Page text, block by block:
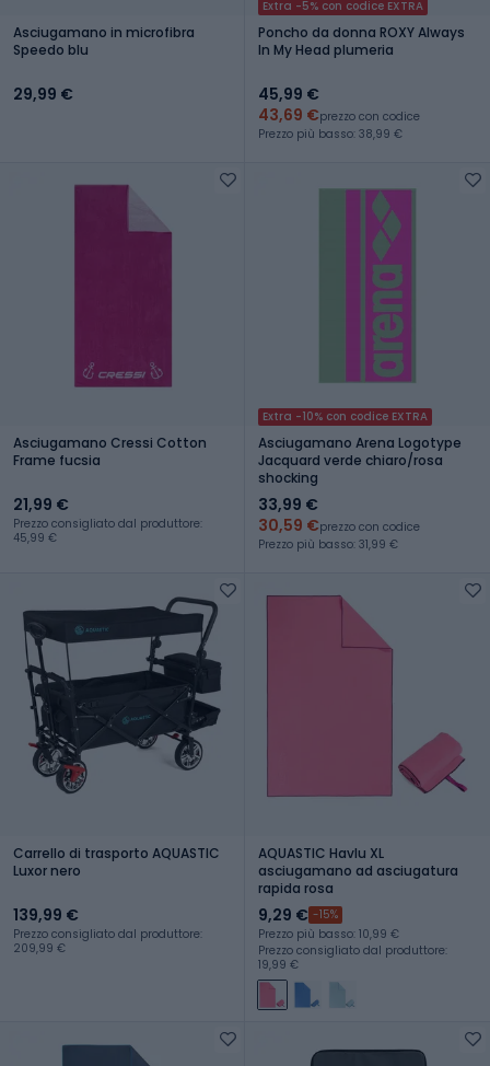
Asciugamano in microfibra
Speedo blu
29,99 €
Extra -5% con codice EXTRA
Poncho da donna ROXY Always
In My Head plumeria
45,99 €
43,69 €prezzo con codice
Prezzo più basso: 38,99 €
Asciugamano Cressi Cotton
Frame fucsia
21,99 €
Prezzo consigliato dal produttore:
45,99 €
Extra -10% con codice EXTRA
Asciugamano Arena Logotype
Jacquard verde chiaro/rosa
shocking
33,99 €
30,59 €prezzo con codice
Prezzo più basso: 31,99 €
Carrello di trasporto AQUASTIC
Luxor nero
139,99 €
Prezzo consigliato dal produttore:
209,99 €
AQUASTIC Havlu XL
asciugamano ad asciugatura
rapida rosa
9,29 € -15%
Prezzo più basso: 10,99 €
Prezzo consigliato dal produttore:
19,99 €